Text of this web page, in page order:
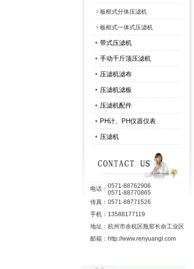
板框式分体压滤机
板框式一体式压滤机
带式压滤机
手动千斤顶压滤机
压滤机滤布
压滤机滤板
压滤机配件
PH计、PH仪器仪表
压滤机
电话： 0571-88762906
0571-88770865
传真： 0571-88771526
手机： 13588177119
地址： 杭州市余杭区瓶窑长命工业区
邮箱： http://www.renyuangl.com